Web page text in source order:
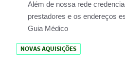
Além de nossa rede
prestadores e os endereços
Guia Médico
NOVAS AQUISIÇÕES